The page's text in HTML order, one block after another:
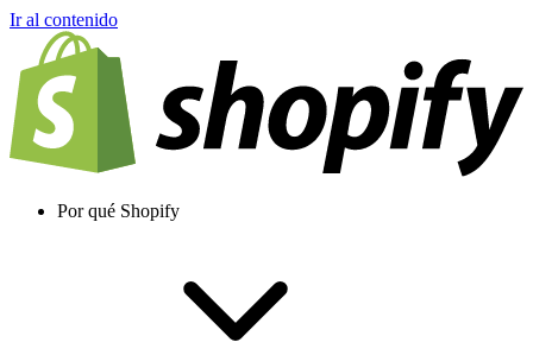
Ir al contenido
Por qué Shopify